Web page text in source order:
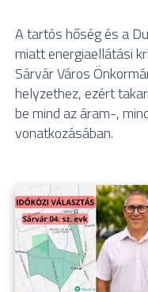
A tartós hőség és a
miatt energiaellátási
Sárvár Város
helyzethez, ezért
be mind az áram-,
vonatkozásában.